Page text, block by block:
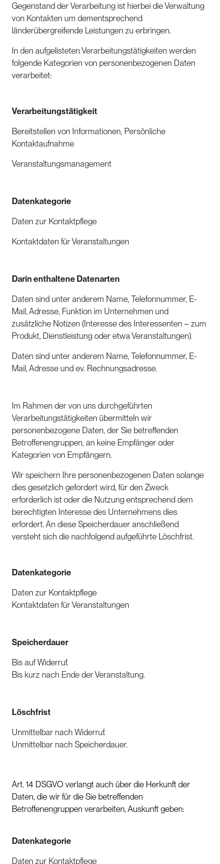
Gegenstand der Verarbeitung ist hierbei die Verwaltung
von Kontakten um dementsprechend
länderübergreifende Leistungen zu erbringen.
In den aufgelisteten Verarbeitungstätigkeiten werden
folgende Kategorien von personenbezogenen Daten
verarbeitet:
Verarbeitungstätigkeit
Bereitstellen von Informationen, Persönliche
Kontaktaufnahme
Veranstaltungsmanagement
Datenkategorie
Daten zur Kontaktpflege
Kontaktdaten für Veranstaltungen
Darin enthaltene Datenarten
Daten sind unter anderem Name, Telefonnummer, E-
Mail, Adresse, Funktion im Unternehmen und
zusätzliche Notizen (Interesse des Interessenten – zum
Produkt, Dienstleistung oder etwa Veranstaltungen).
Daten sind unter anderem Name, Telefonnummer, E-
Mail, Adresse und ev. Rechnungsadresse.
Im Rahmen der von uns durchgeführten
Verarbeitungstätigkeiten übermitteln wir
personenbezogene Daten, der Sie betreffenden
Betroffenengruppen, an keine Empfänger oder
Kategorien von Empfängern.
Wir speichern Ihre personenbezogenen Daten solange
dies gesetzlich gefordert wird, für den Zweck
erforderlich ist oder die Nutzung entsprechend dem
berechtigten Interesse des Unternehmens dies
erfordert. An diese Speicherdauer anschließend
versteht sich die nachfolgend aufgeführte Löschfrist.
Datenkategorie
Daten zur Kontaktpflege
Kontaktdaten für Veranstaltungen
Speicherdauer
Bis auf Widerruf.
Bis kurz nach Ende der Veranstaltung.
Löschfrist
Unmittelbar nach Widerruf.
Unmittelbar nach Speicherdauer.
Art. 14 DSGVO verlangt auch über die Herkunft der
Daten, die wir für die Sie betreffenden
Betroffenengruppen verarbeiten, Auskunft geben:
Datenkategorie
Daten zur Kontaktpflege